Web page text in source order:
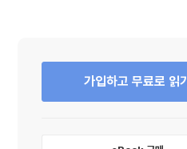
가입하고 무료로 읽기